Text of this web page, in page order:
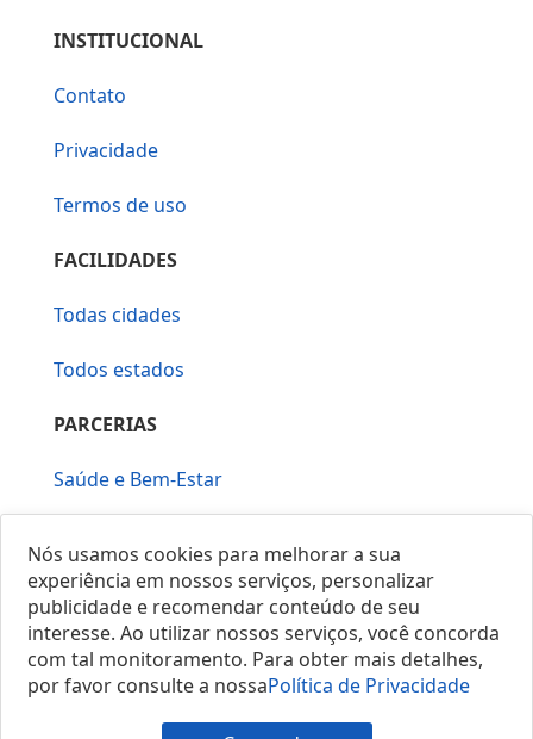
INSTITUCIONAL
Contato
Privacidade
Termos de uso
FACILIDADES
Todas cidades
Todos estados
PARCERIAS
Saúde e Bem-Estar
Nós usamos cookies para melhorar a sua
experiência em nossos serviços, personalizar
publicidade e recomendar conteúdo de seu
interesse. Ao utilizar nossos serviços, você concorda
com tal monitoramento. Para obter mais detalhes,
por favor consulte a nossaPolítica de Privacidade